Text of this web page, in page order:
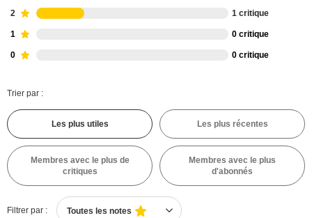
2 1 critique
1 0 critique
0 0 critique
Trier par :
Les plus utiles Les plus récentes
Membres avec le plus de
critiques
Membres avec le plus
d'abonnés
Filtrer par : Toutes les notes